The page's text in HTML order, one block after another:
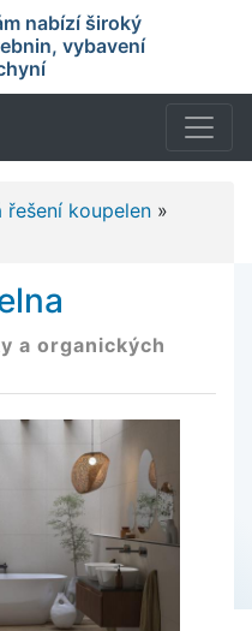
nabízí široký
vybavení
řešení koupelen »
a organických